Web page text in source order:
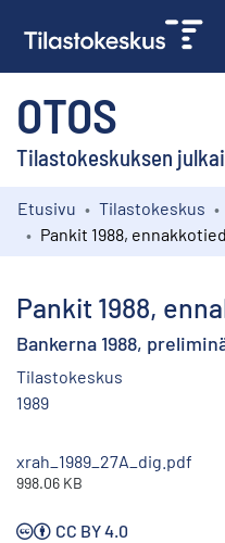
OTOS
Tilastokeskuksen
Kokoelmat
Etusivu Tilastokeskus
Pankit 1988,
Pankit 1988,
Bankerna 1988,
Tilastokeskus
1989
xrah_1989_27A_dig.pdf
998.06 KB
CC BY 4.0